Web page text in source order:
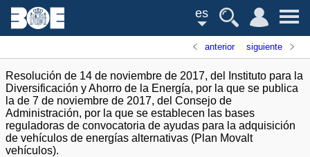
es
anterior siguiente
Resolución de 14 de noviembre de 2017, del Instituto para la
Diversificación y Ahorro de la Energía, por la que se publica
la de 7 de noviembre de 2017, del Consejo de
Administración, por la que se establecen las bases
reguladoras de convocatoria de ayudas para la adquisición
de vehículos de energías alternativas (Plan Movalt
vehículos).